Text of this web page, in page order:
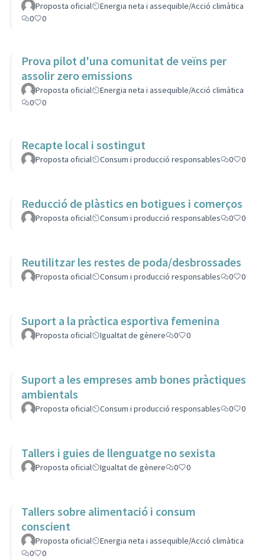
Proposta oficial
Energia neta i assequible/Acció climàtica
0
0
Prova pilot d'una comunitat de veïns per
assolir zero emissions
Proposta oficial
Energia neta i assequible/Acció climàtica
0
0
Recapte local i sostingut
Proposta oficial Consum i producció responsables 0 0
Reducció de plàstics en botigues i comerços
Proposta oficial Consum i producció responsables 0 0
Reutilitzar les restes de poda/desbrossades
Proposta oficial Consum i producció responsables 0 0
Suport a la pràctica esportiva femenina
Proposta oficial Igualtat de gènere 0 0
Suport a les empreses amb bones pràctiques
ambientals
Proposta oficial Consum i producció responsables 0 0
Tallers i guies de llenguatge no sexista
Proposta oficial Igualtat de gènere 0 0
Tallers sobre alimentació i consum
conscient
Proposta oficial
Energia neta i assequible/Acció climàtica
0
0